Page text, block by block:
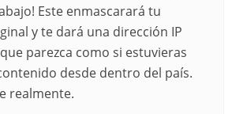
Este enmascarará tu
y te dará una dirección IP
parezca como si estuvieras
desde dentro del país.
realmente.